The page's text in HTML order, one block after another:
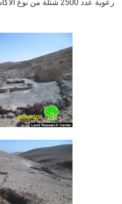
رعوية عدد 2500 شتلة من نوع الاكاسيا الرعوية.